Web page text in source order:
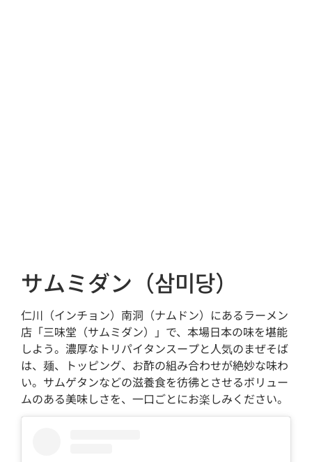
サムミダン（삼미당）
仁川（インチョン）南洞（ナムドン）にあるラーメン
店「三味堂（サムミダン）」で、本場日本の味を堪能
しよう。濃厚なトリパイタンスープと人気のまぜそば
は、麺、トッピング、お酢の組み合わせが絶妙な味わ
い。サムゲタンなどの滋養食を彷彿とさせるボリュー
ムのある美味しさを、一口ごとにお楽しみください。